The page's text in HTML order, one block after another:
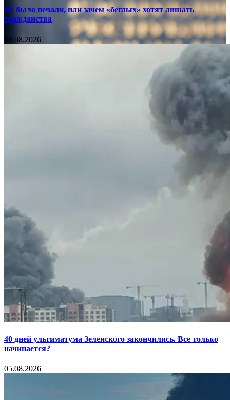
Не было печали, или зачем «беглых» хотят лишать
гражданства
06.08.2026
40 дней ультиматума Зеленского закончились. Все только
начинается?
05.08.2026